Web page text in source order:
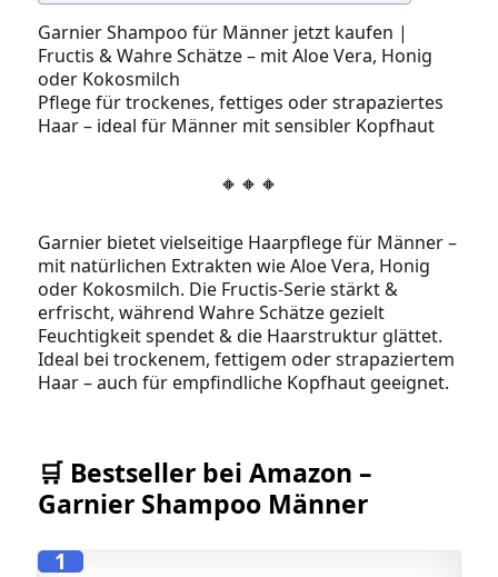
Garnier Shampoo für Männer jetzt kaufen |
Fructis & Wahre Schätze – mit Aloe Vera, Honig
oder Kokosmilch
Pflege für trockenes, fettiges oder strapaziertes
Haar – ideal für Männer mit sensibler Kopfhaut
🔸🔸🔸
Garnier bietet vielseitige Haarpflege für Männer –
mit natürlichen Extrakten wie Aloe Vera, Honig
oder Kokosmilch. Die Fructis-Serie stärkt &
erfrischt, während Wahre Schätze gezielt
Feuchtigkeit spendet & die Haarstruktur glättet.
Ideal bei trockenem, fettigem oder strapaziertem
Haar – auch für empfindliche Kopfhaut geeignet.
🛒 Bestseller bei Amazon –
Garnier Shampoo Männer
1